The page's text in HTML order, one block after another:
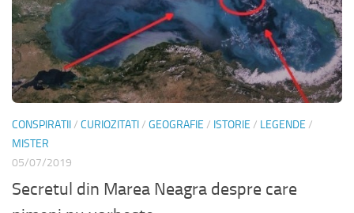
CONSPIRATII/ CURIOZITATI/ GEOGRAFIE / ISTORIE / LEGENDE /
MISTER
05/07/2019
Secretul din Marea Neagra despre care